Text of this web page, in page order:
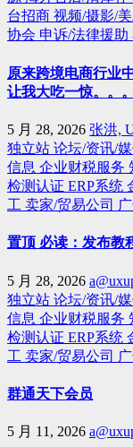
台招商 视频/摄影/
协会 申诉/法律援助
原来跨境电商行业
让我大吃一惊。。。
5 月 28, 2026 张洪,
独立站 论坛/资讯/
信息 企业财税服务
检测认证 ERP系统
工 卖家/贸易公司
置顶 必读：发布教
5 月 28, 2026
独立站 论坛/资讯/
信息 企业财税服务
检测认证 ERP系统
工 卖家/贸易公司
群通天下会员
5 月 11, 2026